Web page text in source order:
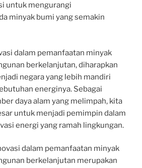
untuk mengurangi
minyak bumi yang semakin
dalam pemanfaatan minyak
berkelanjutan, diharapkan
negara yang lebih mandiri
energinya. Sebagai
daya alam yang melimpah, kita
untuk menjadi pemimpin dalam
energi yang ramah lingkungan.
dalam pemanfaatan minyak
berkelanjutan merupakan